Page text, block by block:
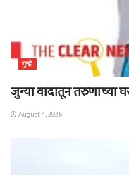
गुन्हे
जुन्या वादातून तरुणाच्या
August 4, 2026